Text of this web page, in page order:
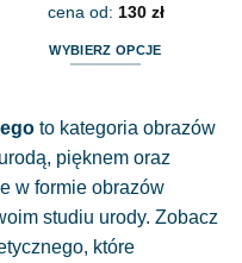
cena od: 130 zł
WYBIERZ OPCJE
ma
wiele
wariantów.
można
wybrać
to kategoria obrazów
pięknem oraz
w formie obrazów
studiu urody. Zobacz
które